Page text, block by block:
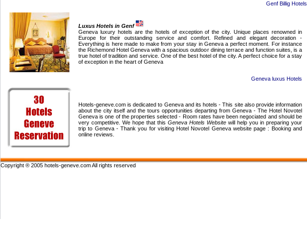
Genf Billig Hotels
Luxus Hotels in Genf
Geneva luxury hotels are the hotels of exception of the city. Unique places renowned in
Europe for their outstanding service and comfort. Refined and elegant decoration -
Everything is here made to make from your stay in Geneva a perfect moment. For instance
the Richemond Hotel Geneva with a spacious outdoor dining terrace and function suites, is a
true hotel of tradition and service. One of the best hotel of the city. A perfect choice for a stay
of exception in the heart of Geneva
Geneva luxus Hotels
Hotels-geneve.com is dedicated to Geneva and its hotels - This site also provide information
about the city itself and the tours opportunities departing from Geneva - The Hotel Novotel
Geneva is one of the properties selected - Room rates have been negociated and should be
very competitive. We hope that this Geneva Hotels Website will help you in preparing your
trip to Geneva - Thank you for visiting Hotel Novotel Geneva website page : Booking and
online reviews.
Copyright ® 2005 hotels-geneve.com All rights reserved